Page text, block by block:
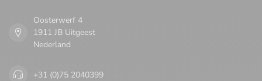
Oosterwerf 4
1911 JB Uitgeest
Nederland
+31 (0)75 2040399